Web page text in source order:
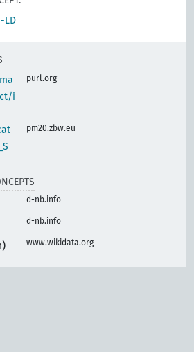
LD
i
purl.org
pm20.zbw.eu
d-nb.info
d-nb.info
www.wikidata.org